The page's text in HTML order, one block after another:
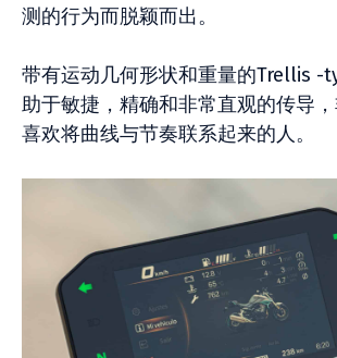
测的行为而脱颖而出。
带有运动几何形状和重量的Trellis -
助于敏捷，精确和非常直观的传导
喜欢将曲线与节奏联系起来的人。